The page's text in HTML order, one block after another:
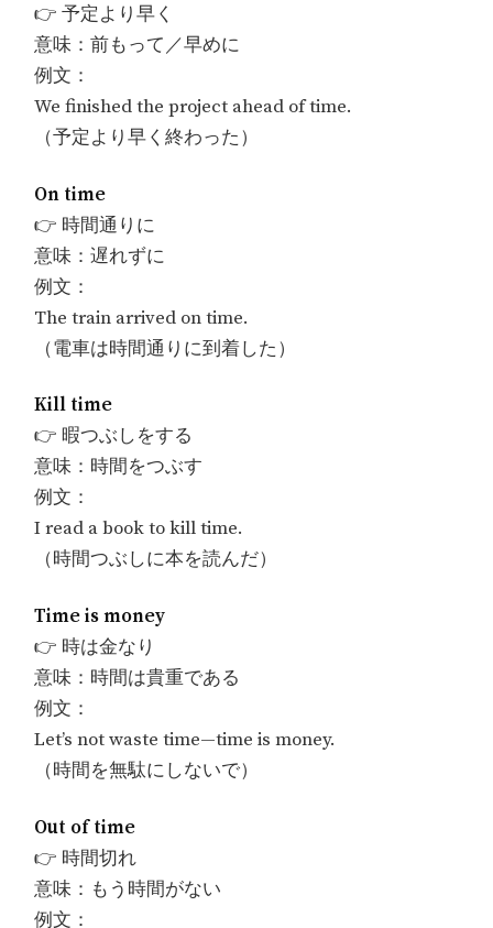
👉 予定より早く
意味：前もって／早めに
例文：
We finished the project ahead of time.
（予定より早く終わった）
On time
👉 時間通りに
意味：遅れずに
例文：
The train arrived on time.
（電車は時間通りに到着した）
Kill time
👉 暇つぶしをする
意味：時間をつぶす
例文：
I read a book to kill time.
（時間つぶしに本を読んだ）
Time is money
👉 時は金なり
意味：時間は貴重である
例文：
Let’s not waste time—time is money.
（時間を無駄にしないで）
Out of time
👉 時間切れ
意味：もう時間がない
例文：